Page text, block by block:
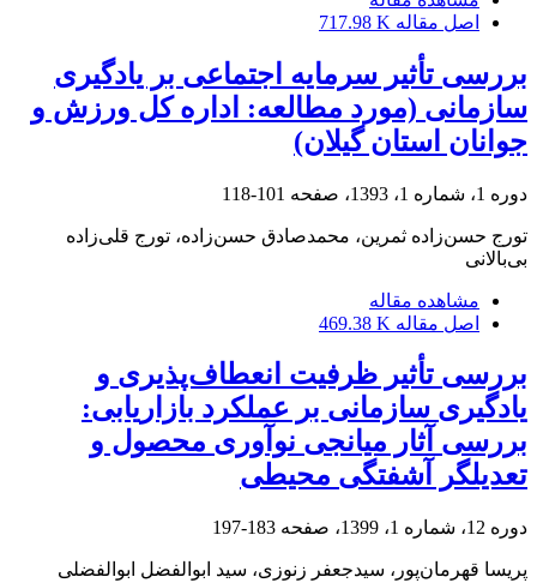
اصل مقاله 717.98 K
بررسی تأثیر سرمایه اجتماعی بر یادگیری
سازمانی (مورد مطالعه: اداره کل ورزش و
جوانان استان گیلان)
دوره 1، شماره 1، 1393، صفحه 101-118
تورج حسن‌زاده ثمرین، محمدصادق حسن‌زاده، تورج قلی‌زاده
بی‌بالانی
مشاهده مقاله
اصل مقاله 469.38 K
بررسی تأثیر ظرفیت انعطاف‌پذیری و
یادگیری سازمانی بر عملکرد بازاریابی:
بررسی آثار میانجی نوآوری محصول و
تعدیلگر آشفتگی محیطی
دوره 12، شماره 1، 1399، صفحه 183-197
پریسا قهرمان‌پور، سیدجعفر زنوزی، سید ابوالفضل ابوالفضلی